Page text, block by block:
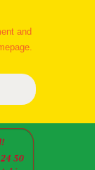
and
.